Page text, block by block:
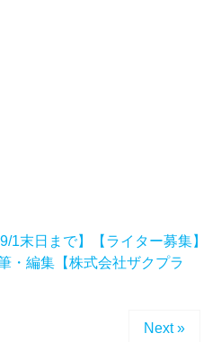
1末日まで】【ライター募集】
・編集【株式会社ザクプラ
Next »